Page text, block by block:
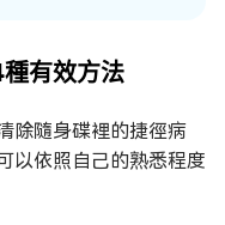
有效方法
除隨身碟裡的捷徑病
以依照自己的熟悉程度